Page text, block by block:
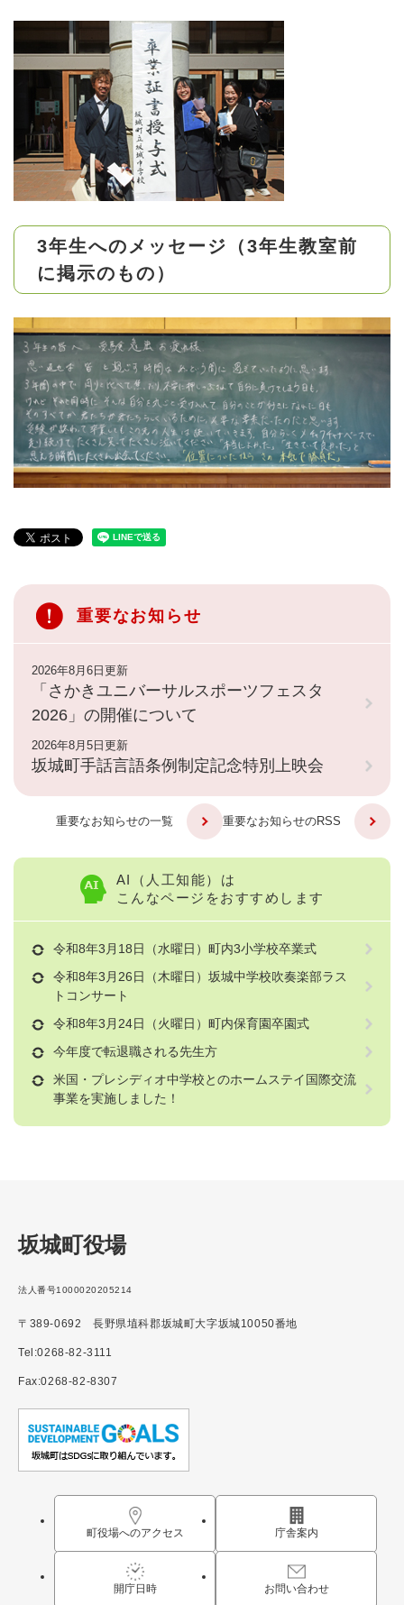
3年生へのメッセージ（3年生教室前
に掲示のもの）
重要なお知らせ
2026年8月6日更新
「さかきユニバーサルスポーツフェスタ
2026」の開催について
2026年8月5日更新
坂城町手話言語条例制定記念特別上映会
重要なお知らせの一覧 重要なお知らせのRSS
AI（人工知能）は
こんなページをおすすめします
令和8年3月18日（水曜日）町内3小学校卒業式
令和8年3月26日（木曜日）坂城中学校吹奏楽部ラス
トコンサート
令和8年3月24日（火曜日）町内保育園卒園式
今年度で転退職される先生方
米国・プレシディオ中学校とのホームステイ国際交流
事業を実施しました！
坂城町役場
法人番号1000020205214
〒389-0692 長野県埴科郡坂城町大字坂城10050番地
Tel:0268-82-3111
Fax:0268-82-8307
町役場へのアクセス 庁舎案内
開庁日時 お問い合わせ